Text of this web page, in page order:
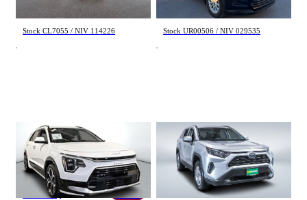
Stock CL7055 / NIV 114226
53 995 $
Stock UR00506 / NIV 029535
Kia Niro
hev sx 2025
26 651 km
38 995 $
34 995 $ - 4 000 $
Toyota Rav 4
Hybrid LE 2023
111 395 km
31 498 $